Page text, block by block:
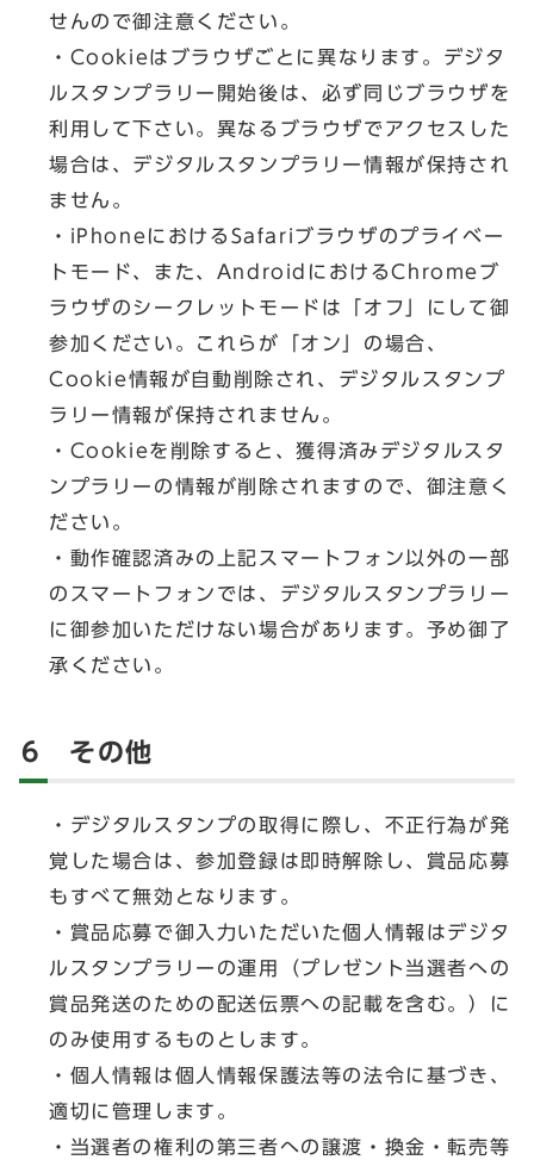
せんので御注意ください。
・Cookieはブラウザごとに異なります。デジタ
ルスタンプラリー開始後は、必ず同じブラウザを
利用して下さい。異なるブラウザでアクセスした
場合は、デジタルスタンプラリー情報が保持され
ません。
・iPhoneにおけるSafariブラウザのプライベー
トモード、また、AndroidにおけるChromeブ
ラウザのシークレットモードは「オフ」にして御
参加ください。これらが「オン」の場合、
Cookie情報が自動削除され、デジタルスタンプ
ラリー情報が保持されません。
・Cookieを削除すると、獲得済みデジタルスタ
ンプラリーの情報が削除されますので、御注意く
ださい。
・動作確認済みの上記スマートフォン以外の一部
のスマートフォンでは、デジタルスタンプラリー
に御参加いただけない場合があります。予め御了
承ください。
6 その他
・デジタルスタンプの取得に際し、不正行為が発
覚した場合は、参加登録は即時解除し、賞品応募
もすべて無効となります。
・賞品応募で御入力いただいた個人情報はデジタ
ルスタンプラリーの運用（プレゼント当選者への
賞品発送のための配送伝票への記載を含む。）に
のみ使用するものとします。
・個人情報は個人情報保護法等の法令に基づき、
適切に管理します。
・当選者の権利の第三者への譲渡・換金・転売等